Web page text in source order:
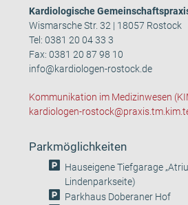
Kardiologische
Wismarsche Str. 32 | 18057 Rostock
Tel:0381 20 04 33 3
Fax: 0381 20 87 98 10
info@kardiologen-rostock.de
Kommunikation im Medizinwesen
kardiologen-
Parkmöglichkeiten
Hauseigene Tiefgarage
Lindenparkseite)
Parkhaus Doberaner Hof